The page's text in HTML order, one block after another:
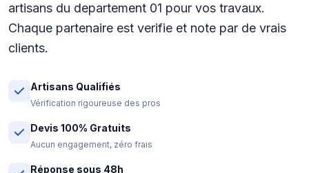
artisans du departement 01 pour vos travaux.
Chaque partenaire est verifie et note par de vrais
clients.
Artisans Qualifiés
Vérification rigoureuse des pros
Devis 100% Gratuits
Aucun engagement, zéro frais
Réponse sous 48h